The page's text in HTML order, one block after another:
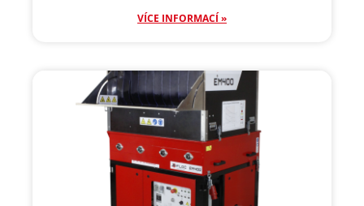
VÍCE INFORMACÍ »